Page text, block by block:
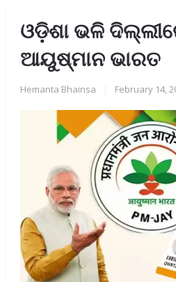
ଓଡ଼ିଶା ଭଳି
ଆୟୁଷ୍ମାନ ଭାରତ
Hemanta Bhainsa February 14,